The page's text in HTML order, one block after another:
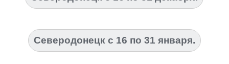
Северодонецк с 16 по 31 января.